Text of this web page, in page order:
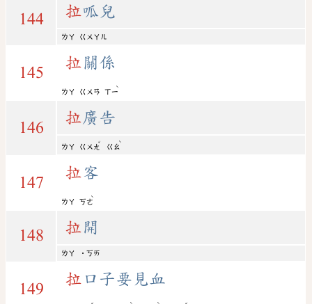
144 拉呱兒
ㄌㄚ ㄍㄨㄚㄦ
145
拉關係
ㄌㄚ ㄍㄨㄢ ㄒㄧ
ˋ
146
拉廣告
ㄌㄚ ㄍㄨㄤ
ˇ
ㄍㄠ
ˋ
147
拉客
ㄌㄚ ㄎㄜ
ˋ
148 拉開
ㄌㄚ ˙ㄎㄞ
149
拉 口子要見血
ˇ ˋ ˋ ˇ